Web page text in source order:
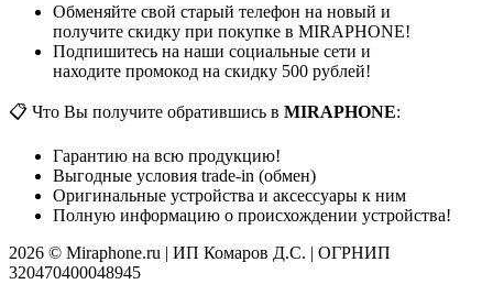
Обменяйте свой старый телефон на новый и
получите скидку при покупке в MIRAPHONE!
Подпишитесь на наши социальные сети и
находите промокод на скидку 500 рублей!
📋 Что Вы получите обратившись в MIRAPHONE:
Гарантию на всю продукцию!
Выгодные условия trade-in (обмен)
Оригинальные устройства и аксессуары к ним
Полную информацию о происхождении устройства!
2026 © Miraphone.ru | ИП Комаров Д.С. | ОГРНИП
320470400048945